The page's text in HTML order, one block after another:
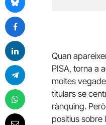
Quan
PISA, torna a
moltes
titulars se
rànquing.
positius sobre